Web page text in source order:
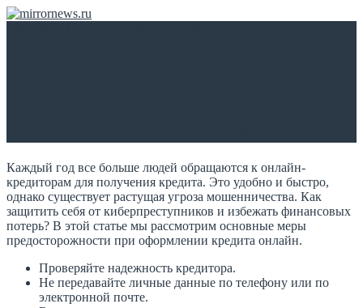
Каждый год все больше людей обращаются к онлайн-
кредиторам для получения кредита. Это удобно и быстро,
однако существует растущая угроза мошенничества. Как
защитить себя от киберпреступников и избежать финансовых
потерь? В этой статье мы рассмотрим основные меры
предосторожности при оформлении кредита онлайн.
Проверяйте надежность кредитора.
Не передавайте личные данные по телефону или по
электронной почте.